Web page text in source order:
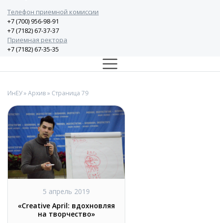
Телефон приемной комиссии
+7 (700) 956-98-91
+7 (7182) 67-37-37
Приемная ректора
+7 (7182) 67-35-35
ИнЕУ»Архив» Страница 79
5 апрель 2019
«Creative April: вдохновляя
на творчество»